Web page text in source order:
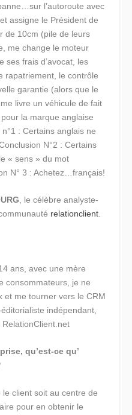
l’autoroute avec
assigne le Président de
de 10cm (pile de leurs
me change le moteur
ses frais d’avocat, les
rapatriement, le contrôle
garantie (alors que le
livre un véhicule de fait
la marque anglaise
: Certains anglais ne
N°2 : Certains
« sens » du mot
N° 3 : Achetez…français!
, le célèbre analyste-
relationclient
ans, avec une mère
consommateurs, je ne
et me tourner vers le CRM
indépendant,
qu’est-ce qu’
le client soit au centre de
pour en obtenir le